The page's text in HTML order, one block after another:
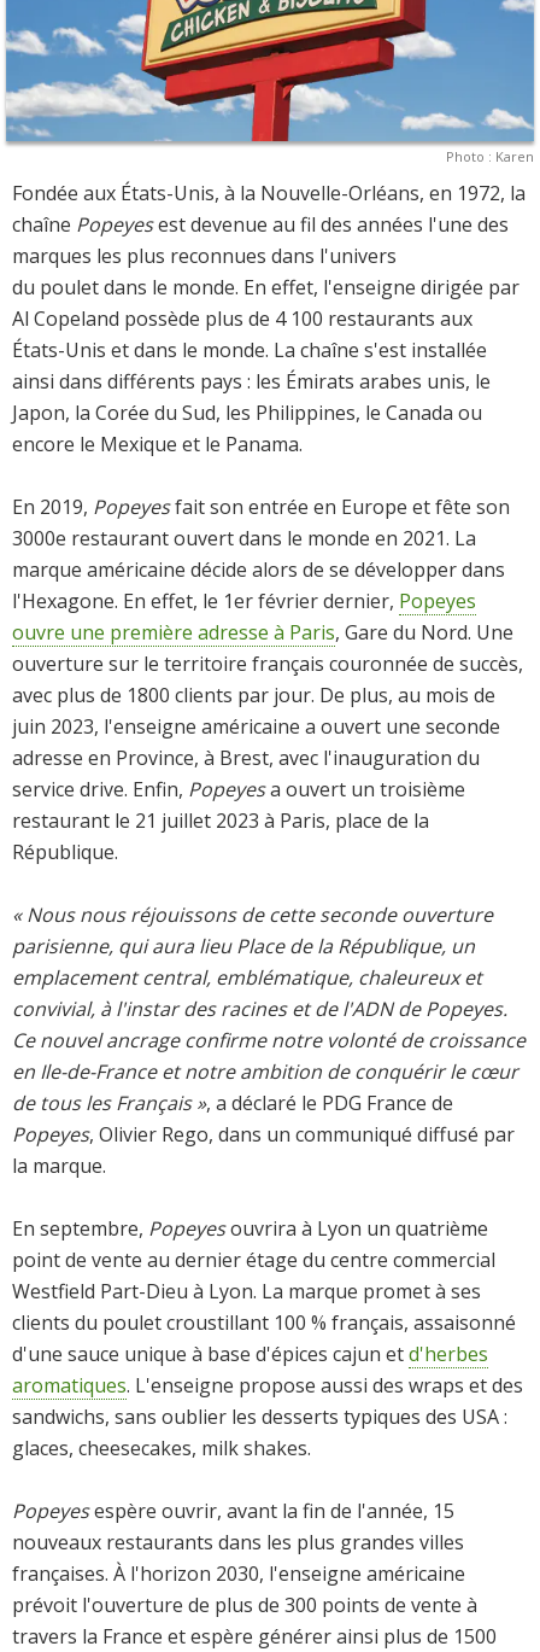
Photo : Karen
Fondée aux États-Unis, à la Nouvelle-Orléans, en 1972, la
chaîne Popeyesest devenue au fil des années l'une des
marques les plus reconnues dans l'univers
du poulet dans le monde. En effet, l'enseigne dirigée par
Al Copeland possède plus de 4 100 restaurants aux
États-Unis et dans le monde. La chaîne s'est installée
ainsi dans différents pays : les Émirats arabes unis, le
Japon, la Corée du Sud, les Philippines, le Canada ou
encore le Mexique et le Panama.
En 2019, Popeyesfait son entrée en Europe et fête son
3000e restaurant ouvert dans le monde en 2021. La
marque américaine décide alors de se développer dans
l'Hexagone. En effet, le 1er février dernier, Popeyes
ouvre une première adresse à Paris, Gare du Nord. Une
ouverture sur le territoire français couronnée de succès,
avec plus de 1800 clients par jour. De plus, au mois de
juin 2023, l'enseigne américaine a ouvert une seconde
adresse en Province, à Brest, avec l'inauguration du
service drive. Enfin, Popeyesa ouvert un troisième
restaurant le 21 juillet 2023 à Paris, place de la
République.
« Nous nous réjouissons de cette seconde ouverture
parisienne, qui aura lieu Place de la République, un
emplacement central, emblématique, chaleureux et
convivial, à l'instar des racines et de l'ADN de Popeyes.
Ce nouvel ancrage confirme notre volonté de croissance
en Ile-de-France et notre ambition de conquérir le cœur
de tous les Français », a déclaré le PDG France de
Popeyes, Olivier Rego, dans un communiqué diffusé par
la marque.
En septembre, Popeyesouvrira à Lyon un quatrième
point de vente au dernier étage du centre commercial
Westfield Part-Dieu à Lyon. La marque promet à ses
clients du poulet croustillant 100 % français, assaisonné
d'une sauce unique à base d'épices cajun etd'herbes
aromatiques. L'enseigne propose aussi des wraps et des
sandwichs, sans oublier les desserts typiques des USA :
glaces, cheesecakes, milk shakes.
Popeyesespère ouvrir, avant la fin de l'année, 15
nouveaux restaurants dans les plus grandes villes
françaises. À l'horizon 2030, l'enseigne américaine
prévoit l'ouverture de plus de 300 points de vente à
travers la France et espère générer ainsi plus de 1500